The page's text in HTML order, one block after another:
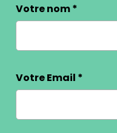
Votre nom*
Votre Email *